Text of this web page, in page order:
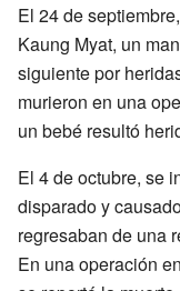
El 24 de
Kaung Myat, un
siguiente por
murieron en una
un bebé resultó
El 4 de octubre, se
disparado y
regresaban de una
En una operación